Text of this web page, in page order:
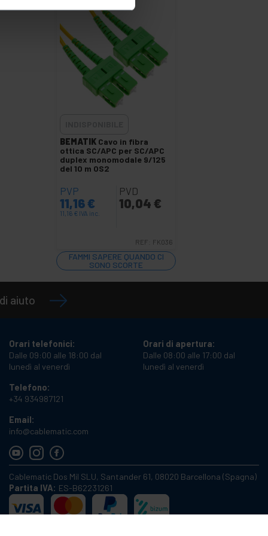
BEMATIK Cavo in fibra
ottica SC/APC per SC/APC
duplex monomodale 9/125
del 10 m OS2
PVP
11,16€
11,16 € IVA inc.
PVD
10,04 €
REF: FK036
FAMMI SAPERE QUANDO CI
SONO SCORTE
aiuto
Orari telefonici:
Dalle 09:00 alle 18:00 dal
lunedì al venerdì
Telefono:
+34 934987121
Email:
info@cablematic.com
Orari di apertura:
Dalle 08:00 alle 17:00 dal
lunedì al venerdì
Cablematic Dos Mil SLU, Santander 61, 08020 Barcellona (Spagna)
Partita IVA: ES-B62231261